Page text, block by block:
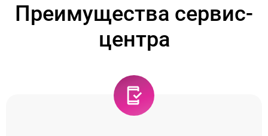
Преимущества сервис-
центра